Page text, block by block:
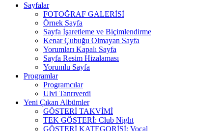
Sayfalar
FOTOĞRAF GALERİSİ
Örnek Sayfa
Sayfa İşaretleme ve Biçimlendirme
Kenar Çubuğu Olmayan Sayfa
Yorumları Kapalı Sayfa
Sayfa Resim Hizalaması
Yorumlu Sayfa
Programlar
Programcılar
Ulvi Tanrıverdi
Yeni Çıkan Albümler
GÖSTERİ TAKVİMİ
TEK GÖSTERİ: Club Night
GÖSTERİ KATEGORİSİ: Vocal